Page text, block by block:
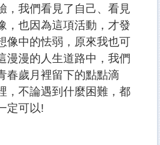
，我們看見了自己、看見
，也因為這項活動，才發
像中的怯弱，原來我也可
漫漫的人生道路中，我們
春歲月裡留下的點點滴
，不論遇到什麼困難，都
定可以!